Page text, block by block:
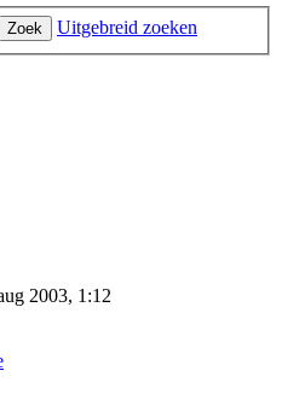
Zoek
Uitgebreid zoeken
2003, 1:12